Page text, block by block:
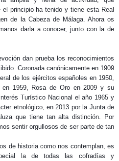
principio ha tenido y tiene esta Real
de la Cabeza de Málaga. Ahora os
darla a conocer, junto con la de
dan prueba los reconocimientos
Coronada canónicamente en 1909
de los ejércitos españoles en 1950,
1959, Rosa de Oro en 2009 y su
Turístico Nacional el año 1965 y
etnológico, en 2013 por la Junta de
que tiene tan alta distinción. Por
sentir orgullosos de ser parte de tan
de historia como nos contemplan, es
la de todas las cofradías y